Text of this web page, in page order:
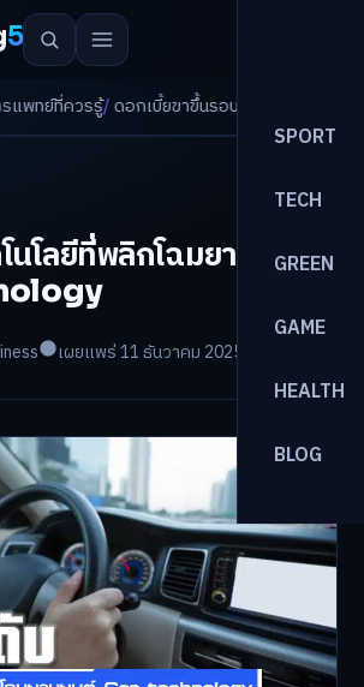
5
SPORT
TECH
GREEN
GAME
HEALTH
BLOG
รู้/ดอกเบี้ยขาขึ้นรอบใหม่! จัดพอร์ตหนี้-ลงทุนรับมือ
นโลยีที่พลิกโฉมยานยนต์
เผยแพร่ 11 ธันวาคม 2025